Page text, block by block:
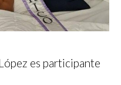
es participante